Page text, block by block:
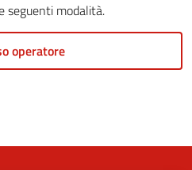
seguenti modalità.
operatore